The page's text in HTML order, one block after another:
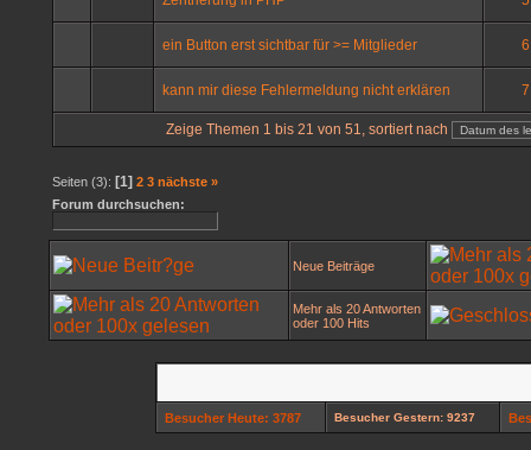
ein Button erst sichtbar für >= Mitglieder 6
kann mir diese Fehlermeldung nicht erklären 7
Zeige Themen 1 bis 21 von 51, sortiert nach
Seiten (3): [1] 2 3 nächste »
Forum durchsuchen:
Neue Beiträge
Mehr als 20 Antworten
oder 100 Hits
Besucher Heute: 3787 Besucher Gestern: 9237